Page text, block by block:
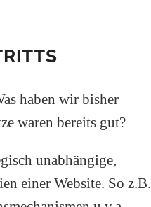
haben wir bisher
waren bereits gut?
unabhängige,
einer Website. So z.B.